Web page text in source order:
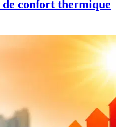
confort thermique